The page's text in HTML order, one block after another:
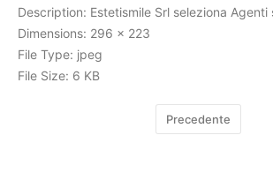
Description: Estetismile Srl seleziona
Dimensions: 296 x 223
File Type: jpeg
File Size: 6 KB
Precedente